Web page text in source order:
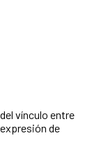
vínculo entre
de